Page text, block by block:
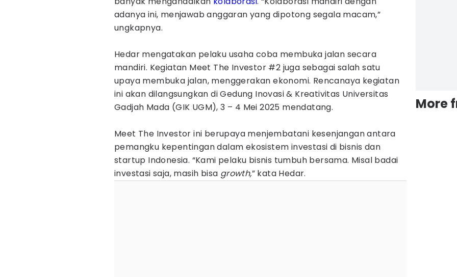
adanya ini, menjawab anggaran yang dipotong segala macam,”
ungkapnya.
Hedar mengatakan pelaku usaha coba membuka jalan secara
mandiri. Kegiatan Meet The Investor #2 juga sebagai salah satu
upaya membuka jalan, menggerakan ekonomi. Rencanaya kegiatan
ini akan dilangsungkan di Gedung Inovasi & Kreativitas Universitas
Gadjah Mada (GIK UGM), 3 – 4 Mei 2025 mendatang.
Meet The Investor ini berupaya menjembatani kesenjangan antara
pemangku kepentingan dalam ekosistem investasi di bisnis dan
startup Indonesia. “Kami pelaku bisnis tumbuh bersama. Misal badai
investasi saja, masih bisa growth,” kata Hedar.
More